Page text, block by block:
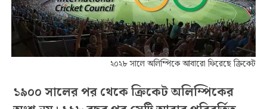
২০২৮ সালে অলিম্পিকে আবারো ফিরেছে ক্রিকেট
১৯০০ সালের পর থেকে ক্রিকেট অলিম্পিকের